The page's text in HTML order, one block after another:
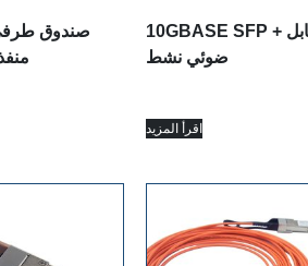
صندوق
10GBASE SFP + كابل
اقرأ المزيد